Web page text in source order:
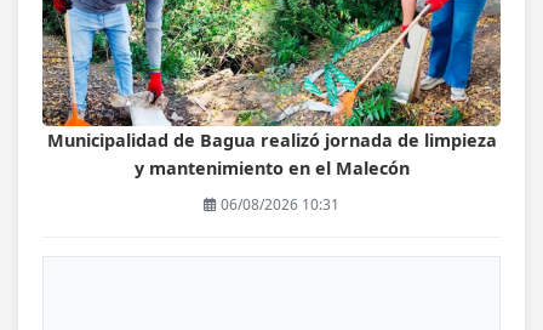
Municipalidad de Bagua realizó jornada de limpieza
y mantenimiento en el Malecón
06/08/2026 10:31